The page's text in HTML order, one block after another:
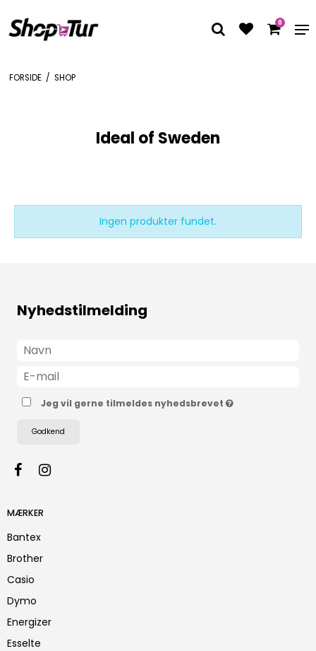
0
FORSIDE / SHOP
Ideal of Sweden
Ingen produkter fundet.
Nyhedstilmelding
Jeg vil gerne tilmeldes nyhedsbrevet
Godkend
MÆRKER
Bantex
Brother
Casio
Dymo
Energizer
Esselte